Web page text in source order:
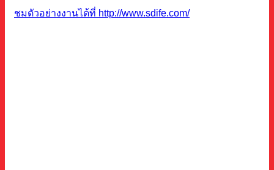
ชมตัวอย่างงานได้ที่ http://www.sdife.com/